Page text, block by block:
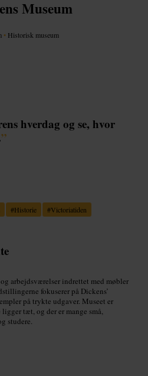
Museum
• Historisk museum
hverdag og se, hvor
”
#Historie #Victoriatiden
arbejdsværelser indrettet med møbler
fokuserer på Dickens’
på trykte udgaver. Museet er
tæt, og der er mange små,
studere.